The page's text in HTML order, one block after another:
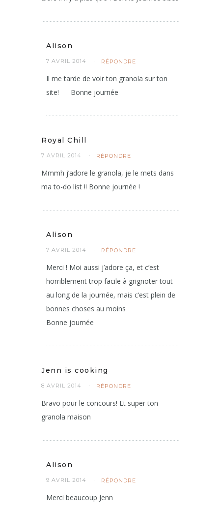
Alison
7 AVRIL 2014 RÉPONDRE
Il me tarde de voir ton granola sur ton
site!
Bonne journée
Royal Chill
7 AVRIL 2014 RÉPONDRE
Mmmh j’adore le granola, je le mets dans
ma to-do list !! Bonne journée !
Alison
7 AVRIL 2014 RÉPONDRE
Merci ! Moi aussi j’adore ça, et c’est
horriblement trop facile à grignoter tout
au long de la journée, mais c’est plein de
bonnes choses au moins
Bonne journée
Jenn is cooking
8 AVRIL 2014 RÉPONDRE
Bravo pour le concours! Et super ton
granola maison
Alison
9 AVRIL 2014 RÉPONDRE
Merci beaucoup Jenn